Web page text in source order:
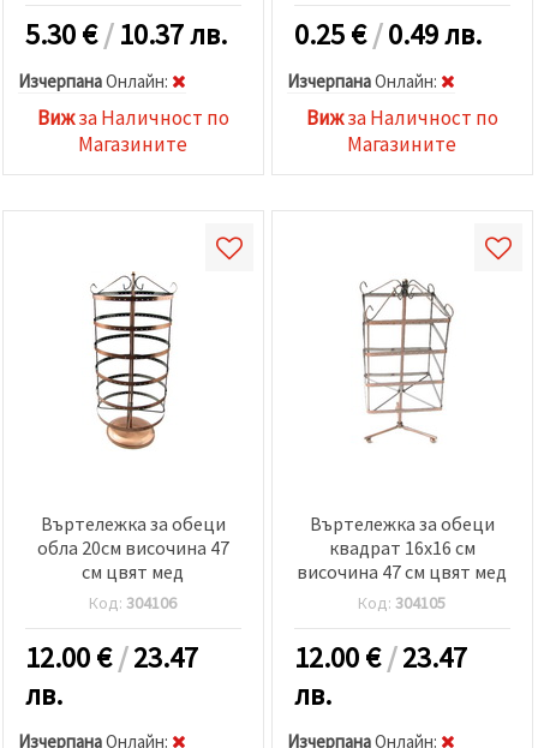
5.30€/10.37 лв.
ИзчерпанаOнлайн:
Вижза Наличност по
Магазините
0.25€/0.49 лв.
ИзчерпанаOнлайн:
Вижза Наличност по
Магазините
Въртележка за обеци
обла 20см височина 47
см цвят мед
Код:304106
12.00€/23.47
лв.
ИзчерпанаOнлайн:
Въртележка за обеци
квадрат 16x16 см
височина 47 см цвят мед
Код:304105
12.00€/23.47
лв.
ИзчерпанаOнлайн: